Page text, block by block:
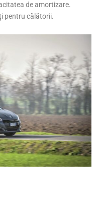
de amortizare.
pentru călătorii.